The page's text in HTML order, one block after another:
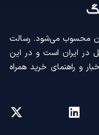
محسوب می‌شود. رسالت
در ایران است و در این
و راهنمای خرید همراه